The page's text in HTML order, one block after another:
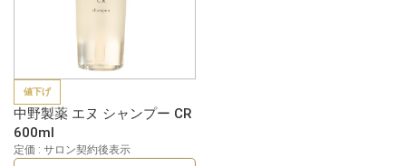
値下げ
中野製薬 エヌ シャンプー CR
600ml
定価 : サロン契約後表示